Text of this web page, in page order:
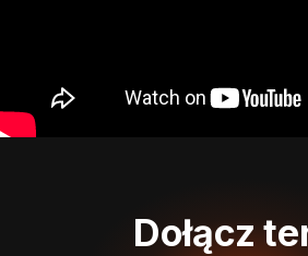
Dołącz